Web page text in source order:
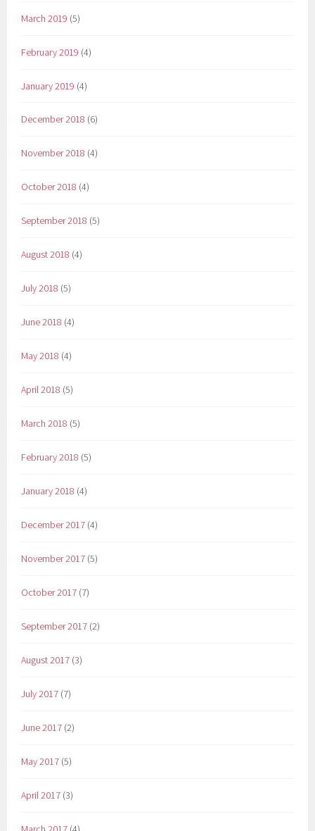
March 2019 (5)
February 2019 (4)
January 2019 (4)
December 2018 (6)
November 2018 (4)
October 2018 (4)
September 2018 (5)
August 2018 (4)
July 2018 (5)
June 2018 (4)
May 2018 (4)
April 2018 (5)
March 2018 (5)
February 2018 (5)
January 2018 (4)
December 2017 (4)
November 2017 (5)
October 2017 (7)
September 2017 (2)
August 2017 (3)
July 2017 (7)
June 2017 (2)
May 2017 (5)
April 2017 (3)